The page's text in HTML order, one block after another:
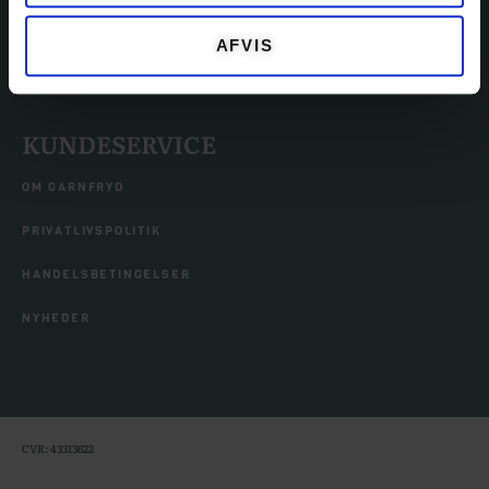
AFVIS
EVENTS
KUNDESERVICE
OM GARNFRYD
PRIVATLIVSPOLITIK
HANDELSBETINGELSER
NYHEDER
CVR: 43313622